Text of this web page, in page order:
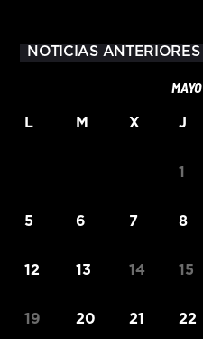
NOTICIAS ANTERIORES
L M X J
1
5 6 7 8
12 13 14 15
19 20 21 22